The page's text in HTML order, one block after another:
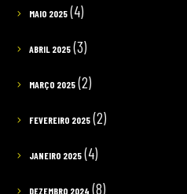
MAIO 2025(4)
ABRIL 2025(3)
MARÇO 2025(2)
FEVEREIRO 2025(2)
JANEIRO 2025(4)
DEZEMBRO 2024 (8)